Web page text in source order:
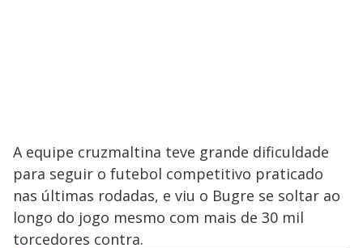
A equipe cruzmaltina teve grande dificuldade
para seguir o futebol competitivo praticado
nas últimas rodadas, e viu o Bugre se soltar ao
longo do jogo mesmo com mais de 30 mil
torcedores contra.